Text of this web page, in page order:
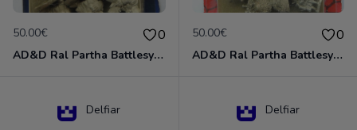
50.00€ 0
AD&D Ral Partha Battlesystem Miniatures Pack Iron Lord Dwarf Crossbowmen 11-854
50.00€ 0
AD&D Ral Partha Battlesystem Villains/Forgotten Realms 11-955 Miniatures
Delfiar Delfiar